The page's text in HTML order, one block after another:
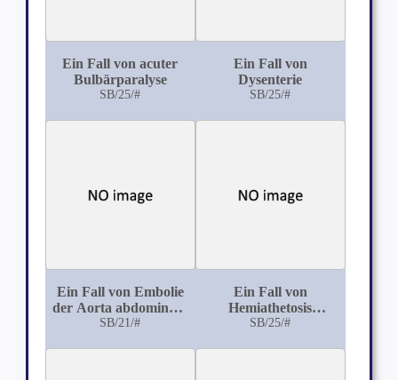
Ein Fall von acuter
Bulbärparalyse
SB/25/#
Ein Fall von
Dysenterie
SB/25/#
Ein Fall von Embolie
der Aorta abdominalis
mit Gangrän der
SB/21/#
Ein Fall von
Hemiathetosis
idiopathica auf
SB/25/#